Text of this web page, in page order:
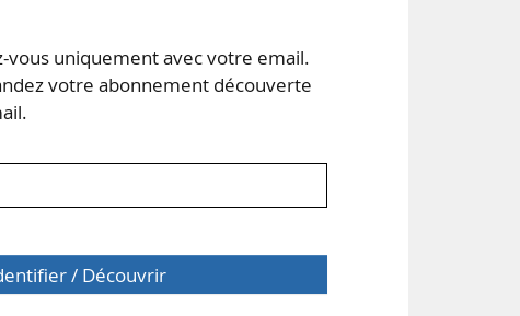
vous uniquement avec votre email.
votre abonnement découverte
/ Découvrir